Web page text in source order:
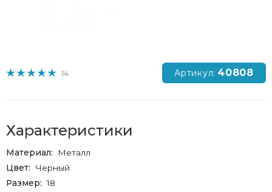
14 Артикул: 40808
Характеристики
Материал
Металл
Цвет
Черный
Размер
18